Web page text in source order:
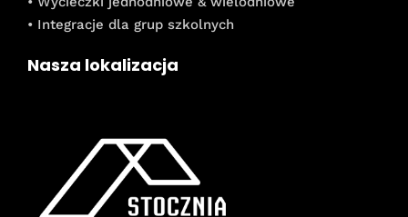
• Integracje dla grup szkolnych
Nasza lokalizacja